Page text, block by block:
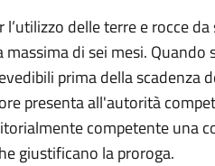
l’utilizzo delle terre e rocce
di sei mesi.
prima della scadenza
presenta all'autorità
competente una
giustificano la proroga.